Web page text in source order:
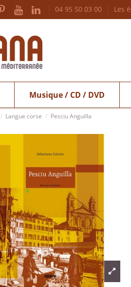
04 95 50 03 00 Les
Musique / CD / DVD
Langue corse Pesciu Anguilla